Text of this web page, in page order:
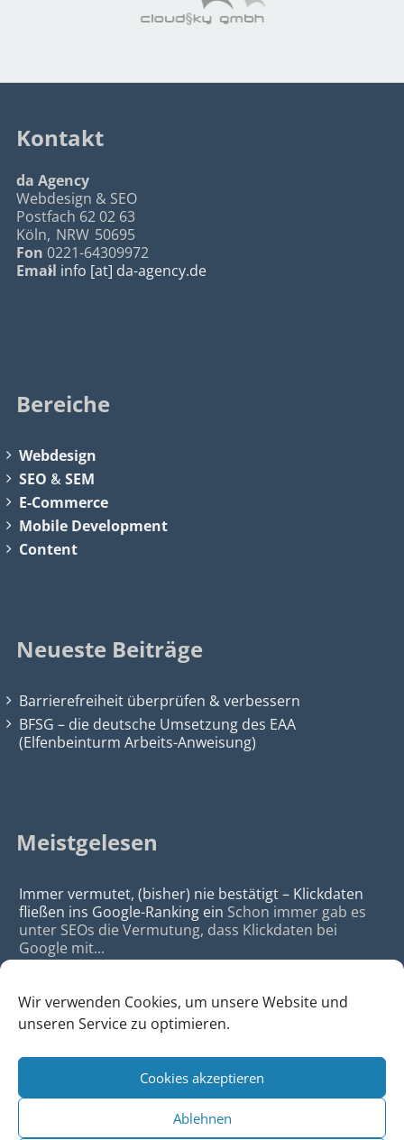
Wir verwenden Cookies, um unsere Website und
unseren Service zu optimieren.
Cookies akzeptieren
Ablehnen
Kontakt
da Agency
Webdesign & SEO
Postfach 62 02 63
Köln, NRW 50695
Fon 0221-64309972
Email info [at] da-agency.de
Bereiche
Webdesign
SEO &SEM
E-Commerce
Mobile Development
Content
Neueste Beiträge
Barrierefreiheit überprüfen & verbessern
BFSG – die deutsche Umsetzung des EAA
(Elfenbeinturm Arbeits-Anweisung)
Meistgelesen
Immer vermutet, (bisher) nie bestätigt – Klickdaten
fließen ins Google-Ranking ein Schon immer gab es
unter SEOs die Vermutung, dass Klickdaten bei
Google mit...
da Agency - Webagentur für Webdesign & SEO, Köln
•Webdesign Köln|SEO Köln|Sitemap|Impressum